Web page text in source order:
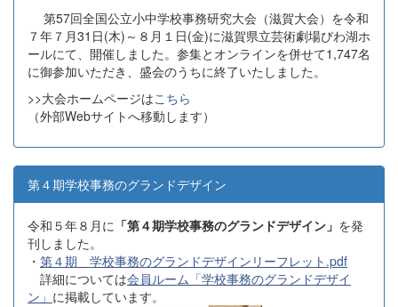
第57回全国公立小中学校事務研究大会（滋賀大会）を令和
７年７月31日(木)～８月１日(金)に滋賀県立芸術劇場びわ湖ホ
ールにて、開催しました。参集とオンラインを併せて1,747名
に御参加いただき、盛会のうちに終了いたしました。
>>大会ホームページはこちら
（外部Webサイトへ移動します）
第４期学校事務のグランドデザイン
令和５年８月に 「第４期学校事務のグランドデザイン」 を発
刊しました。
・ 第４期 学校事務のグランドデザインリーフレット.pdf
詳細については会員ルーム「学校事務のグランドデザイ
ン」 に掲載しています。